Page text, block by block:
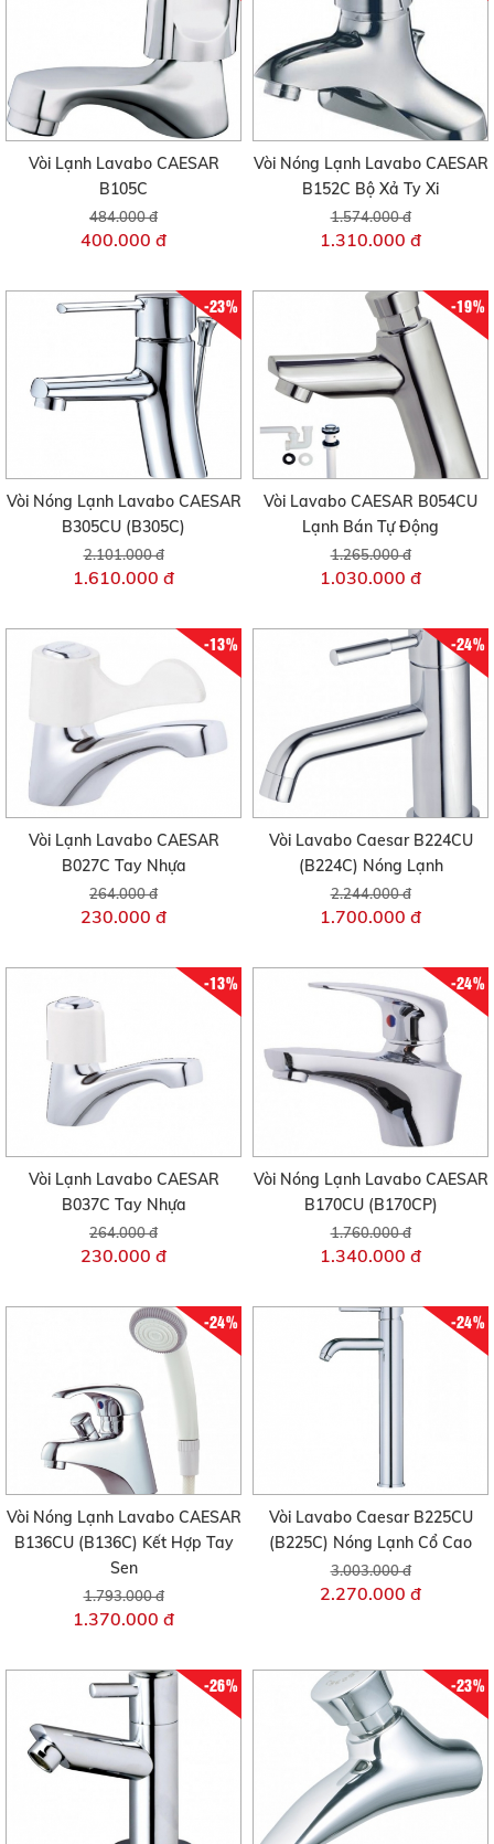
Vòi Lạnh Lavabo CAESAR
B105C
484.000 đ
400.000 đ
Vòi Nóng Lạnh Lavabo CAESAR
B152C Bộ Xả Ty Xi
1.574.000 đ
1.310.000 đ
-23%
Vòi Nóng Lạnh Lavabo CAESAR
B305CU (B305C)
2.101.000 đ
1.610.000 đ
-19%
Vòi Lavabo CAESAR B054CU
Lạnh Bán Tự Động
1.265.000 đ
1.030.000 đ
-13%
Vòi Lạnh Lavabo CAESAR
B027C Tay Nhựa
264.000 đ
230.000 đ
-24%
Vòi Lavabo Caesar B224CU
(B224C) Nóng Lạnh
2.244.000 đ
1.700.000 đ
-13%
Vòi Lạnh Lavabo CAESAR
B037C Tay Nhựa
264.000 đ
230.000 đ
-24%
Vòi Nóng Lạnh Lavabo CAESAR
B170CU (B170CP)
1.760.000 đ
1.340.000 đ
-24%
Vòi Nóng Lạnh Lavabo CAESAR
B136CU (B136C) Kết Hợp Tay
Sen
1.793.000 đ
1.370.000 đ
-24%
Vòi Lavabo Caesar B225CU
(B225C) Nóng Lạnh Cổ Cao
3.003.000 đ
2.270.000 đ
-26% -23%